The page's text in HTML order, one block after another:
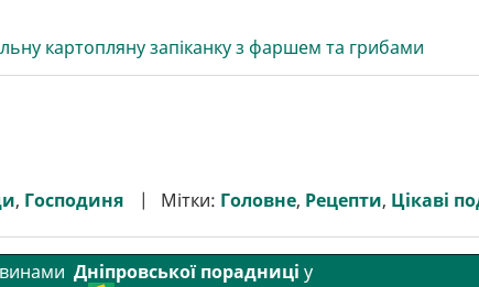
картопляну запіканку з фаршем та грибами
, Господиня Мітки: Головне, Рецепти, Цікаві
Дніпровської порадниці у